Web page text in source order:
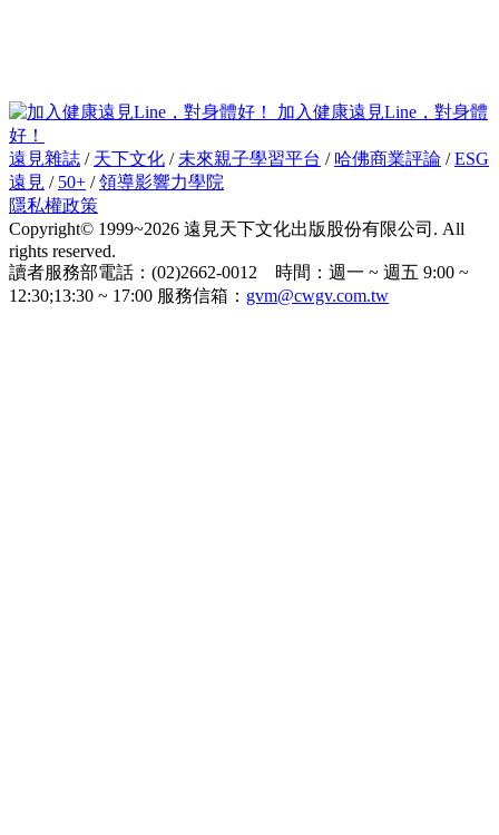
加入健康遠見Line，對身體
好！
遠見雜誌 / 天下文化 / 未來親子學習平台 / 哈佛商業評論 /ESG
遠見 / 50+ /領導影響力學院
隱私權政策
Copyright© 1999~2026 遠見天下文化出版股份有限公司. All
rights reserved.
讀者服務部電話：(02)2662-0012 時間：週一 ~ 週五 9:00 ~
12:30;13:30 ~ 17:00 服務信箱： gvm@cwgv.com.tw